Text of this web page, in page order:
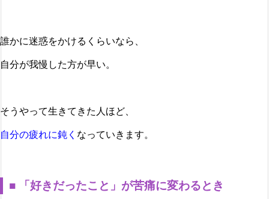
誰かに迷惑をかけるくらいなら、
自分が我慢した方が早い。
そうやって生きてきた人ほど、
自分の疲れに鈍く なっていきます。
■ 「好きだったこと」が苦痛に変わるとき